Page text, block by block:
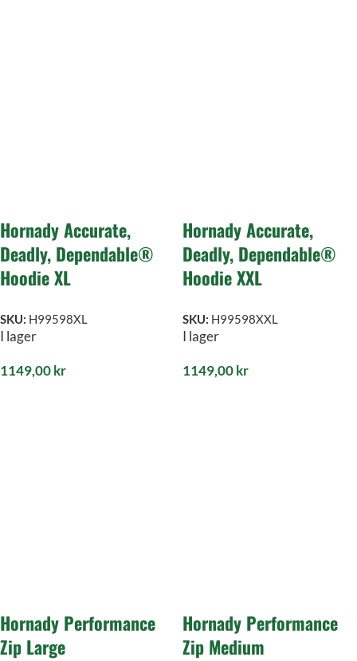
Hornady Accurate,
Deadly, Dependable®
Hoodie XL
SKU: H99598XL
I lager
1149,00kr
Hornady Accurate,
Deadly, Dependable®
Hoodie XXL
SKU: H99598XXL
I lager
1149,00kr
Hornady Performance
Zip Large
Hornady Performance
Zip Medium